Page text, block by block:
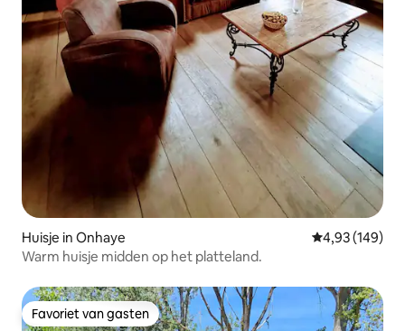
Huisje in Onhaye Gemiddelde
4,93 (149)
Warm huisje midden op het platteland.
Favoriet van gasten
Favoriet van gasten